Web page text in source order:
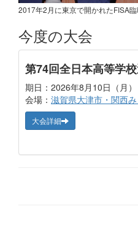
2017年2月に東京で開かれたFISA
今度の大会
第74回全日本高等学
期日：2026年8月10日（月）
会場： 滋賀県大津市・関西
大会詳細